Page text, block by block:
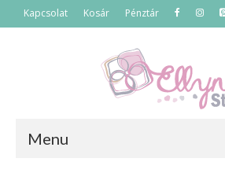
Kapcsolat Kosár Pénztár
Menu